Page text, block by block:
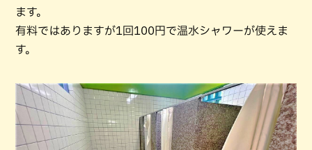
ます。
有料ではありますが1回100円で温水シャワーが使えま
す。